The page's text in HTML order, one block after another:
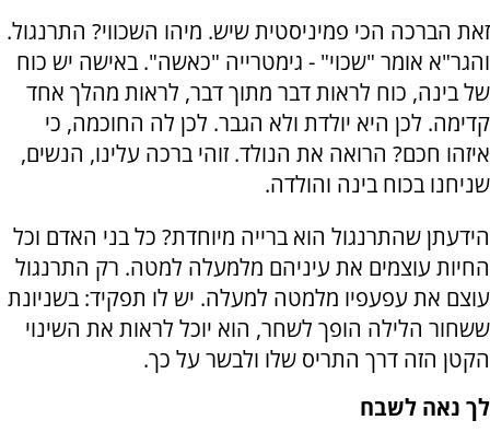
זאת הברכה הכי פמיניסטית שיש. מיהו השכווי? התרנגול.
והגר"א אומר "שכוי" - גימטרייה "כאשה". באישה יש כוח
של בינה, כוח לראות דבר מתוך דבר, לראות מהלך אחד
קדימה. לכן היא יולדת ולא הגבר. לכן לה החוכמה, כי
איזהו חכם? הרואה את הנולד. זוהי ברכה עלינו, הנשים,
שניחנו בכוח בינה והולדה.
הידעתן שהתרנגול הוא ברייה מיוחדת? כל בני האדם וכל
החיות עוצמים את עיניהם מלמעלה למטה. רק התרנגול
עוצם את עפעפיו מלמטה למעלה. יש לו תפקיד: בשניונת
ששחור הלילה הופך לשחר, הוא יוכל לראות את השינוי
הקטן הזה דרך התריס שלו ולבשר על כך.
לך נאה לשבח